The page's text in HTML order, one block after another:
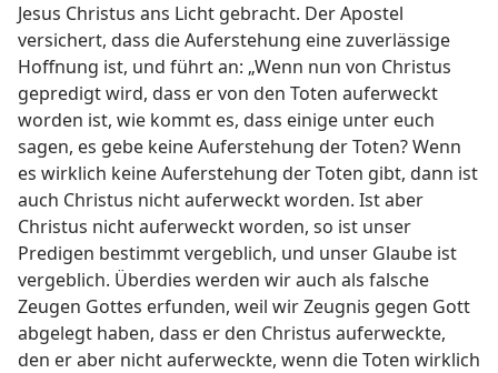
Jesus Christus ans Licht gebracht. Der Apostel
versichert, dass die Auferstehung eine zuverlässige
Hoffnung ist, und führt an: „Wenn nun von Christus
gepredigt wird, dass er von den Toten auferweckt
worden ist, wie kommt es, dass einige unter euch
sagen, es gebe keine Auferstehung der Toten? Wenn
es wirklich keine Auferstehung der Toten gibt, dann ist
auch Christus nicht auferweckt worden. Ist aber
Christus nicht auferweckt worden, so ist unser
Predigen bestimmt vergeblich, und unser Glaube ist
vergeblich. Überdies werden wir auch als falsche
Zeugen Gottes erfunden, weil wir Zeugnis gegen Gott
abgelegt haben, dass er den Christus auferweckte,
den er aber nicht auferweckte, wenn die Toten wirklich